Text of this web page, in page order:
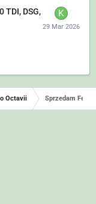
TDI, DSG,
Octavii Sprzedam Felgi